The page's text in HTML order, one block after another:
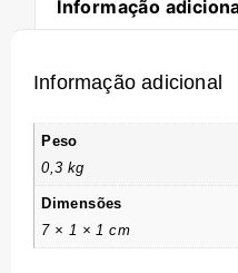
Informação
Informação adicional
Peso
0,3 kg
Dimensões
7 × 1 × 1 cm